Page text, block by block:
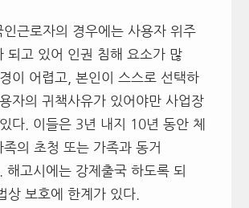
인근로자의 경우에는 사용자 위주
되고 있어 인권 침해 요소가 많
이 어렵고, 본인이 스스로 선택하
자의 귀책사유가 있어야만 사업장
다. 이들은 3년 내지 10년 동안 체
의 초청 또는 가족과 동거
해고시에는 강제출국 하도록 되
상 보호에 한계가 있다.